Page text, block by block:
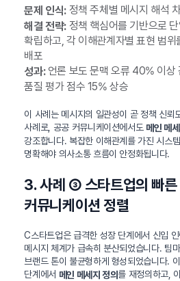
문제 인식:정책 주체별 메시지 해석
해결 전략:정책 핵심어를 기반으로 단
확립하고, 각 이해관계자별 표현 범위
배포
성과:언론 보도 문맥 오류 40% 이상
품질 평가 점수 15% 상승
이 사례는 메시지의 일관성이 곧 정책 신뢰
사례로, 공공 커뮤니케이션에서도 메인 메
강조합니다. 복잡한 이해관계를 가진 시스
명확해야 의사소통 흐름이 안정화됩니다.
3. 사례 ③ 스타트업의 빠른
커뮤니케이션 정렬
C스타트업은 급격한 성장 단계에서 신입
메시지 체계가 급속히 분산되었습니다. 팀
브랜드 톤이 불균형하게 형성되었습니다.
단계에서 메인 메세지 정의를 재정의하고,